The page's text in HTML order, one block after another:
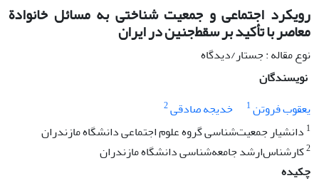
رویکرد اجتماعی و جمعیت شناختی به مسائل خانوادة
معاصر با تأکید بر سقط‌جنین در ایران
نوع مقاله : جستار/دیدگاه
نویسندگان
یعقوب فروتن1 خدیجه صادقی2
1 دانشیار جمعیت‌شناسی گروه علوم اجتماعی دانشگاه مازندران
2کارشناس‌ارشد جامعه‌شناسی دانشگاه مازندران
چکیده